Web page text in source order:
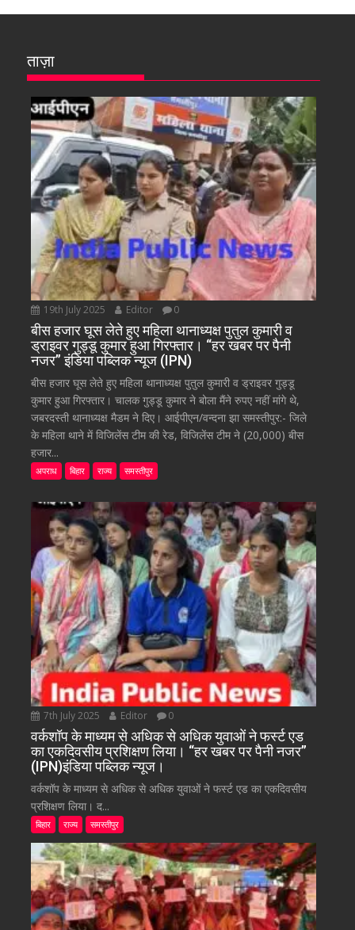
ताज़ा
19th July 2025 Editor 0
बीस हजार घूस लेते हुए महिला थानाध्यक्ष पुतुल कुमारी व
ड्राइवर गुड्डू कुमार हुआ गिरफ्तार। “हर खबर पर पैनी
नजर” इंडिया पब्लिक न्यूज (IPN)
बीस हजार घूस लेते हुए महिला थानाध्यक्ष पुतुल कुमारी व ड्राइवर गुड्डू
कुमार हुआ गिरफ्तार। चालक गुड्डू कुमार ने बोला मैंने रुपए नहीं मांगे थे,
जबरदस्ती थानाध्यक्ष मैडम ने दिए। आईपीएन/वन्दना झा समस्तीपुर:- जिले
के महिला थाने में विजिलेंस टीम की रेड, विजिलेंस टीम ने (20,000) बीस
हजार...
अपराध बिहार राज्य समस्तीपुर
7th July 2025 Editor 0
वर्कशॉप के माध्यम से अधिक से अधिक युवाओं ने फर्स्ट एड
का एकदिवसीय प्रशिक्षण लिया। “हर खबर पर पैनी नजर”
(IPN)इंडिया पब्लिक न्यूज।
वर्कशॉप के माध्यम से अधिक से अधिक युवाओं ने फर्स्ट एड का एकदिवसीय
प्रशिक्षण लिया। द...
बिहार राज्य समस्तीपुर